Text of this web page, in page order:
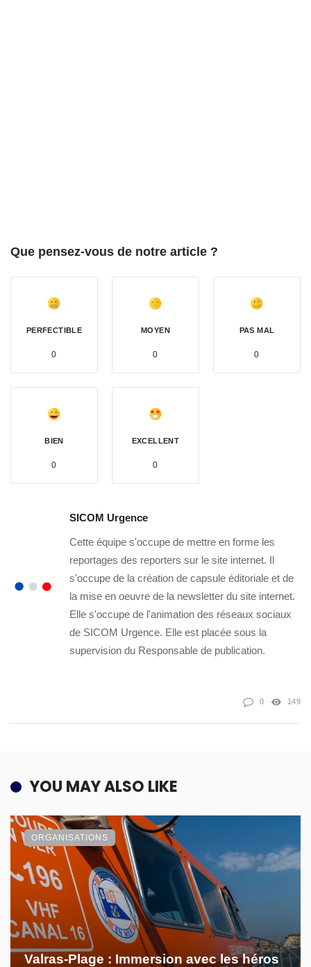
Que pensez-vous de notre article ?
PERFECTIBLE
0
MOYEN
0
PAS MAL
0
BIEN
0
EXCELLENT
0
SICOM Urgence
Cette équipe s'occupe de mettre en forme les
reportages des reporters sur le site internet. Il
s'occupe de la création de capsule éditoriale et de
la mise en oeuvre de la newsletter du site internet.
Elle s'occupe de l'animation des réseaux sociaux
de SICOM Urgence. Elle est placée sous la
supervision du Responsable de publication.
0 149
YOU MAY ALSO LIKE
Valras-Plage : Immersion avec les héros
ORGANISATIONS